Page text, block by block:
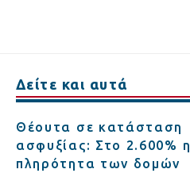
Δείτε και αυτά
Θέουτα σε κατάσταση
ασφυξίας: Στο 2.600% η
πληρότητα των δομών